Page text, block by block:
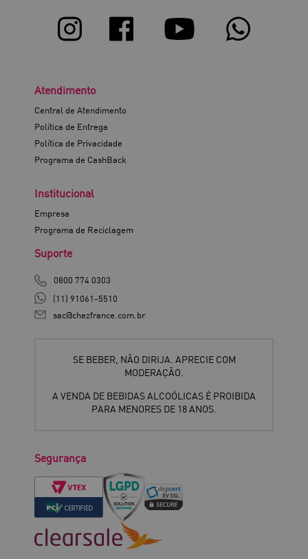
Atendimento
Central de Atendimento
Política de Entrega
Política de Privacidade
Programa de CashBack
Institucional
Empresa
Programa de Reciclagem
Suporte
0800 774 0303
(11) 91061-5510
sac@chezfrance.com.br
SE BEBER, NÃO DIRIJA. APRECIE COM
MODERAÇÃO.
A VENDA DE BEBIDAS ALCOÓLICAS É PROIBIDA
PARA MENORES DE 18 ANOS.
Segurança